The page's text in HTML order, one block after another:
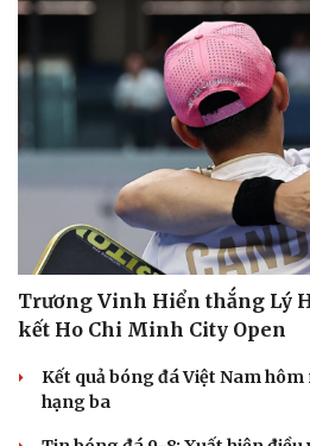
Tinh hoa võ Việt: Từ miền đất
XÃ HỘI
Cần Thơ hướng tới thí điểm
Tạm đình chỉ công tác giám
Quang Vũ Đình Hưng
Điểm chuẩn Học viện Tài chính:
đầu bảng với 28,07 điểm
Điểm chuẩn Trường ĐH Thăng
Thời tiết ngày 10/8: Hà Nội nắng